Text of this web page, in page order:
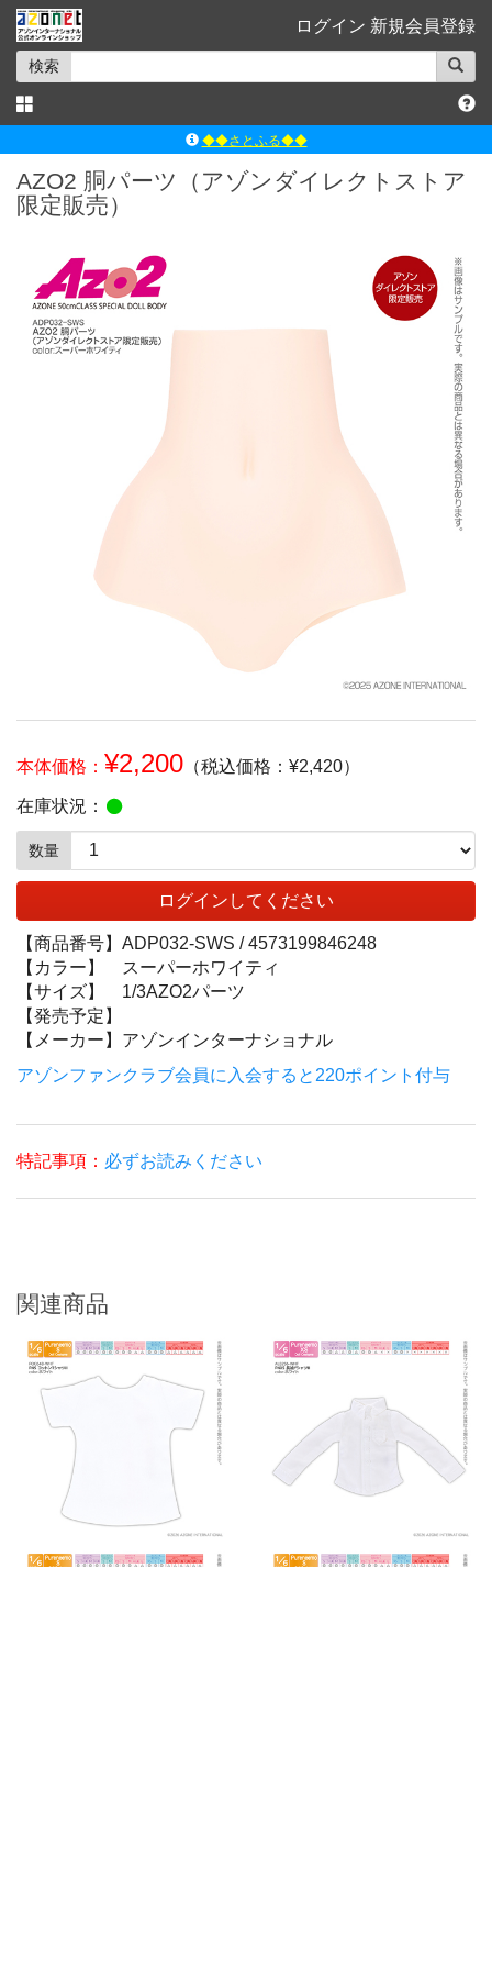
ログイン 新規会員登録
検索
◆◆さとふる◆◆
ｱｿﾞﾝﾚｰﾍﾞﾙｼｮｯﾌﾟ楽天市場店
AZO2 胴パーツ（アゾンダイレクトストア
限定販売）
本体価格： ¥2,200 （税込価格：¥2,420）
在庫状況：
数量
ログインしてください
【商品番号】 ADP032-SWS /4573199846248
【カラー】
スーパーホワイティ
【サイズ】
1/3AZO2パーツ
【発売予定】
【メーカー】 アゾンインターナショナル
アゾンファンクラブ会員に入会すると220ポイント付与
特記事項： 必ずお読みください
関連商品